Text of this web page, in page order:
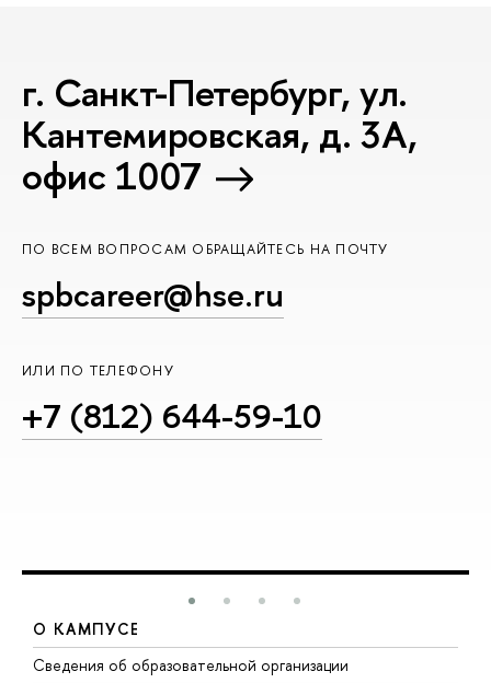
г. Санкт-Петербург, ул.
Кантемировская, д. 3А,
офис 1007
ПО ВСЕМ ВОПРОСАМ ОБРАЩАЙТЕСЬ НА ПОЧТУ
spbcareer@hse.ru
ИЛИ ПО ТЕЛЕФОНУ
+7 (812) 644-59-10
О КАМПУСЕ
Сведения об образовательной организации